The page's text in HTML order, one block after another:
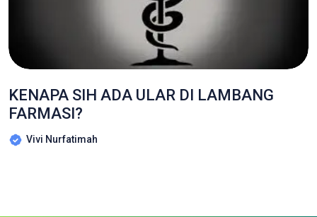
KENAPA SIH ADA ULAR DI LAMBANG
FARMASI?
Vivi Nurfatimah